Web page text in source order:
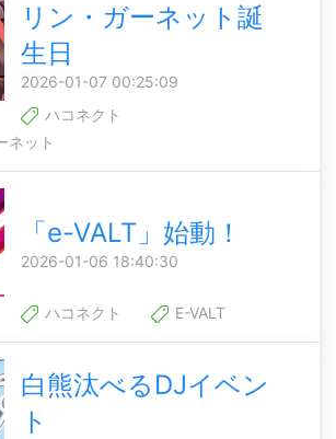
リン・ガーネット誕
生日
2026-01-07 00:25:09
ハコネクト
ネット
「e-VALT」始動！
2026-01-06 18:40:30
ハコネクト E-VALT
白熊汰べるDJイベン
ト